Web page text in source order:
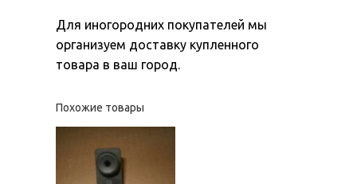
Для иногородних покупателей мы
организуем доставку купленного
товара в ваш город.
Похожие товары